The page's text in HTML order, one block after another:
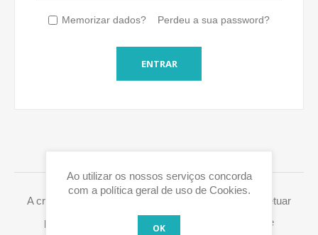
Memorizar dados? Perdeu a sua password?
ENTRAR
A criação de uma conta Eurox10.com permite-lhe efetuar
pedidos mais rapidamente, aceder ao histórico de
Ao utilizar os nossos serviços concorda
com a política geral de uso de Cookies.
OK